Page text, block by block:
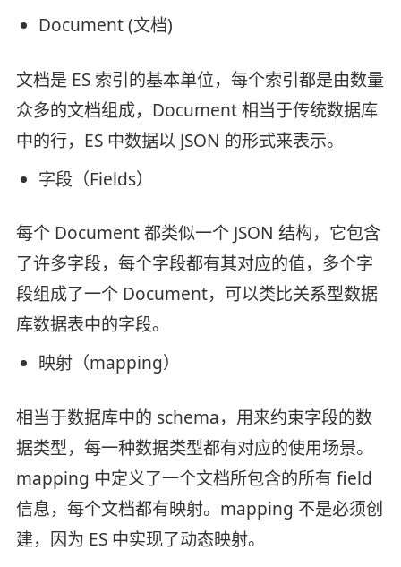
Document (文档)
文档是 ES 索引的基本单位，每个索引都是由数量
众多的文档组成，Document 相当于传统数据库
中的行，ES 中数据以 JSON 的形式来表示。
字段（Fields）
每个 Document 都类似一个 JSON 结构，它包含
了许多字段，每个字段都有其对应的值，多个字
段组成了一个 Document，可以类比关系型数据
库数据表中的字段。
映射（mapping）
相当于数据库中的 schema，用来约束字段的数
据类型，每一种数据类型都有对应的使用场景。
mapping 中定义了一个文档所包含的所有 field
信息，每个文档都有映射。mapping 不是必须创
建，因为 ES 中实现了动态映射。